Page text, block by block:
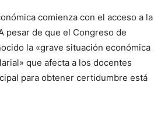
comienza con el acceso a la
pesar de que el Congreso de
la «grave situación económica
que afecta a los docentes
para obtener certidumbre está